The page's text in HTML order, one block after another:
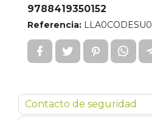
9788419350152
Referencia: LLA0CODESU0
Contacto de seguridad